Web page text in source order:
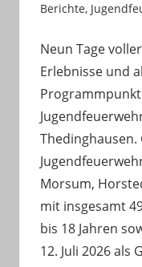
Berichte,
Neun Tage
Erlebnisse und
Morsum,
mit insgesamt
bis 18 Jahren
12. Juli 2026 als